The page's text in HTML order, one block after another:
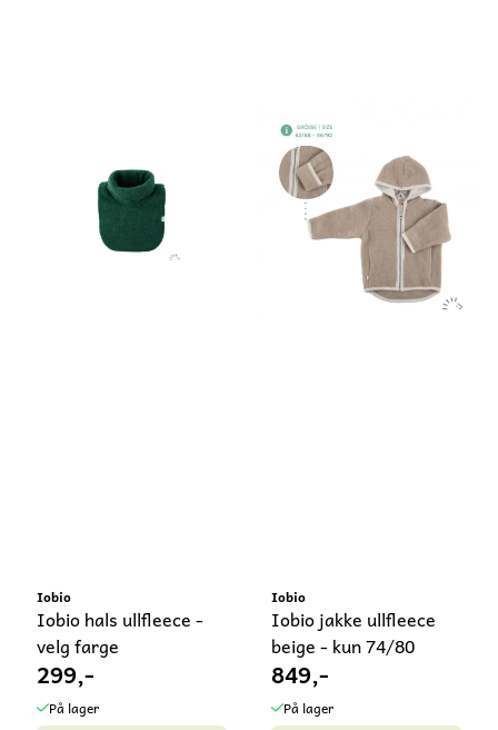
Iobio
Iobio hals ullfleece -
velg farge
299,-
På lager
Iobio
Iobio jakke ullfleece
beige - kun 74/80
849,-
På lager